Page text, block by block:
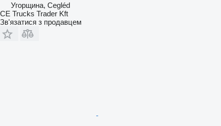
Угорщина, Cegléd
CE Trucks Trader Kft
Зв'язатися з продавцем